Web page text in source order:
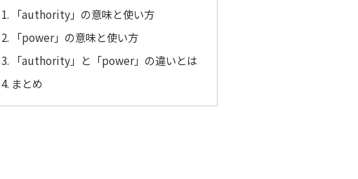
「authority」の意味と使い方
「power」の意味と使い方
「authority」と「power」の違いとは
まとめ